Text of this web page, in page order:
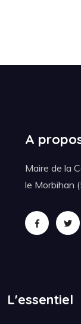
A
Maire de la
le Morbihan
L'essentiel